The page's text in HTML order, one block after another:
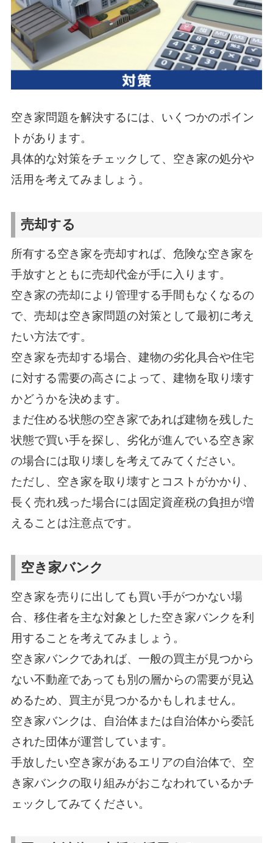
空き家問題を解決するには、いくつかのポイン
トがあります。
具体的な対策をチェックして、空き家の処分や
活用を考えてみましょう。
売却する
所有する空き家を売却すれば、危険な空き家を
手放すとともに売却代金が手に入ります。
空き家の売却により管理する手間もなくなるの
で、売却は空き家問題の対策として最初に考え
たい方法です。
空き家を売却する場合、建物の劣化具合や住宅
に対する需要の高さによって、建物を取り壊す
かどうかを決めます。
まだ住める状態の空き家であれば建物を残した
状態で買い手を探し、劣化が進んでいる空き家
の場合には取り壊しを考えてみてください。
ただし、空き家を取り壊すとコストがかかり、
長く売れ残った場合には固定資産税の負担が増
えることは注意点です。
空き家バンク
空き家を売りに出しても買い手がつかない場
合、移住者を主な対象とした空き家バンクを利
用することを考えてみましょう。
空き家バンクであれば、一般の買主が見つから
ない不動産であっても別の層からの需要が見込
めるため、買主が見つかるかもしれません。
空き家バンクは、自治体または自治体から委託
された団体が運営しています。
手放したい空き家があるエリアの自治体で、空
き家バンクの取り組みがおこなわれているかチ
ェックしてみてください。